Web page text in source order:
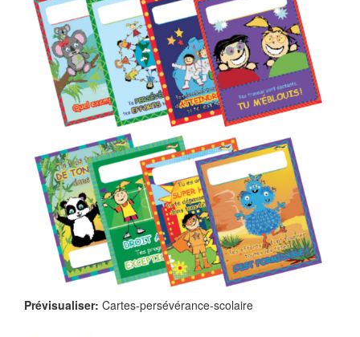
Prévisualiser: Cartes-persévérance-scolaire